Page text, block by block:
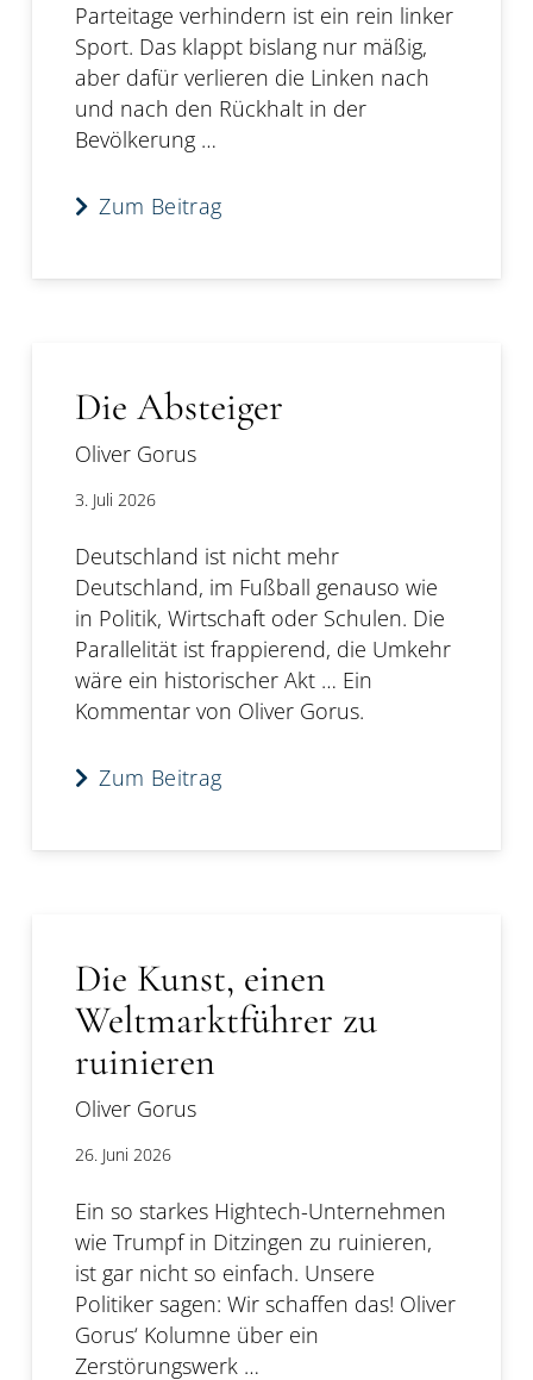
Parteitage verhindern ist ein rein linker
Sport. Das klappt bislang nur mäßig,
aber dafür verlieren die Linken nach
und nach den Rückhalt in der
Bevölkerung …
Zum Beitrag
Die Absteiger
Oliver Gorus
3. Juli 2026
Deutschland ist nicht mehr
Deutschland, im Fußball genauso wie
in Politik, Wirtschaft oder Schulen. Die
Parallelität ist frappierend, die Umkehr
wäre ein historischer Akt … Ein
Kommentar von Oliver Gorus.
Zum Beitrag
Die Kunst, einen
Weltmarktführer zu
ruinieren
Oliver Gorus
26. Juni 2026
Ein so starkes Hightech-Unternehmen
wie Trumpf in Ditzingen zu ruinieren,
ist gar nicht so einfach. Unsere
Politiker sagen: Wir schaffen das! Oliver
Gorus‘ Kolumne über ein
Zerstörungswerk …